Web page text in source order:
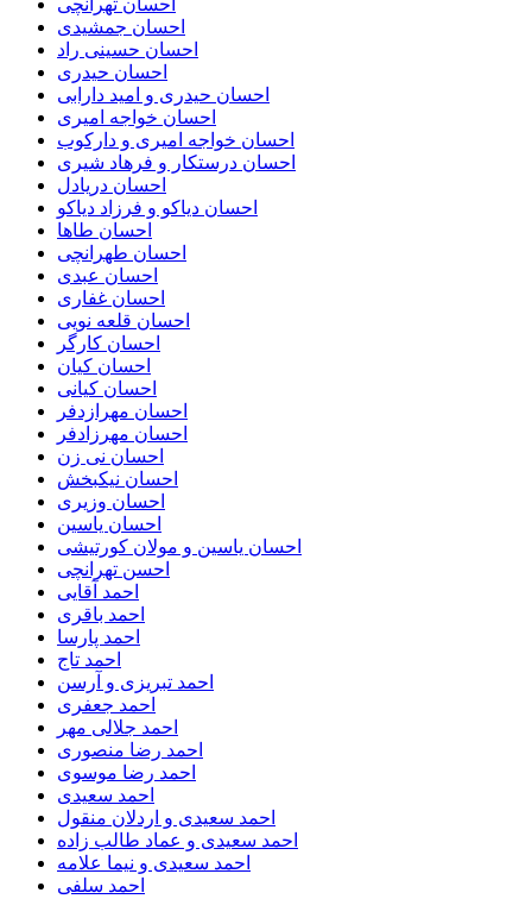
احسان تهرانچی
احسان جمشیدی
احسان حسینی راد
احسان حیدری
احسان حیدری و امید دارابی
احسان خواجه امیری
احسان خواجه امیری و دارکوب
احسان درستكار و فرهاد شيرى
احسان دریادل
احسان دیاکو و فرزاد دیاکو
احسان طاها
احسان طهرانچی
احسان عبدی
احسان غفاری
احسان قلعه نویی
احسان کارگر
احسان کیان
احسان کیانی
احسان مهرازدفر
احسان مهرزادفر
احسان نی زن
احسان نیکبخش
احسان وزیری
احسان یاسین
احسان یاسین و مولان کورتیشی
احسن تهرانچی
احمد آقایی
احمد باقری
احمد پارسا
احمد تاج
احمد تبریزی و آرسن
احمد جعفری
احمد جلالی مهر
احمد رضا منصوری
احمد رضا موسوی
احمد سعیدی
احمد سعیدی و اردلان منقول
احمد سعیدی و عماد طالب زاده
احمد سعیدی و نیما علامه
احمد سلفی